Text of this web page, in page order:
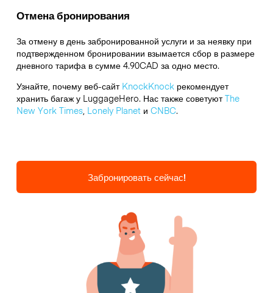
Отмена бронирования
За отмену в день забронированной услуги и за неявку при
подтвержденном бронировании взымается сбор в размере
дневного тарифа в сумме 4.90CAD за одно место.
Узнайте, почему веб-сайт KnockKnockрекомендует
хранить багаж у LuggageHero. Нас также советуютThe
New York Times, Lonely Planetи CNBC.
Забронировать сейчас!